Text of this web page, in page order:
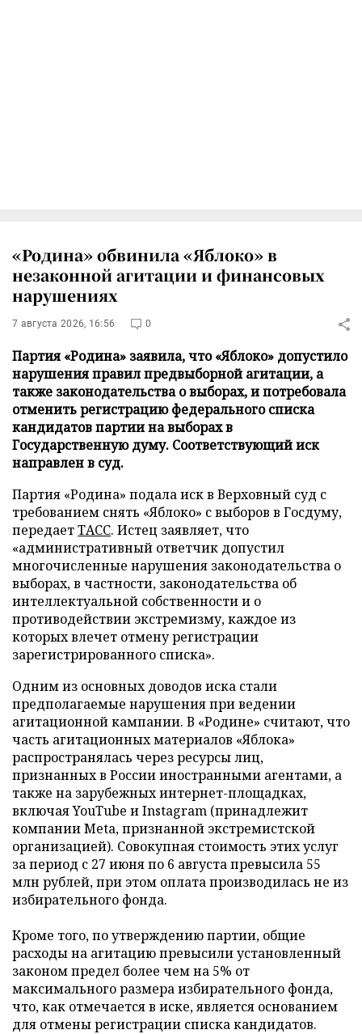
«Родина» обвинила «Яблоко» в
незаконной агитации и финансовых
нарушениях
7 августа 2026, 16:56 0
Партия «Родина» заявила, что «Яблоко» допустило
нарушения правил предвыборной агитации, а
также законодательства о выборах, и потребовала
отменить регистрацию федерального списка
кандидатов партии на выборах в
Государственную думу. Соответствующий иск
направлен в суд.
Партия «Родина» подала иск в Верховный суд с
требованием снять «Яблоко» с выборов в Госдуму,
передаетТАСС. Истец заявляет, что
«административный ответчик допустил
многочисленные нарушения законодательства о
выборах, в частности, законодательства об
интеллектуальной собственности и о
противодействии экстремизму, каждое из
которых влечет отмену регистрации
зарегистрированного списка».
Одним из основных доводов иска стали
предполагаемые нарушения при ведении
агитационной кампании. В «Родине» считают, что
часть агитационных материалов «Яблока»
распространялась через ресурсы лиц,
признанных в России иностранными агентами, а
также на зарубежных интернет-площадках,
включая YouTube и Instagram (принадлежит
компании Meta, признанной экстремистской
организацией). Совокупная стоимость этих услуг
за период с 27 июня по 6 августа превысила 55
млн рублей, при этом оплата производилась не из
избирательного фонда.
Кроме того, по утверждению партии, общие
расходы на агитацию превысили установленный
законом предел более чем на 5% от
максимального размера избирательного фонда,
что, как отмечается в иске, является основанием
для отмены регистрации списка кандидатов.